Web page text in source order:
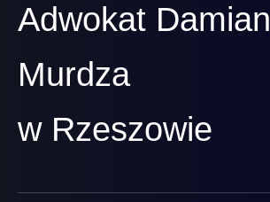
Adwokat Damian
Murdza
w Rzeszowie